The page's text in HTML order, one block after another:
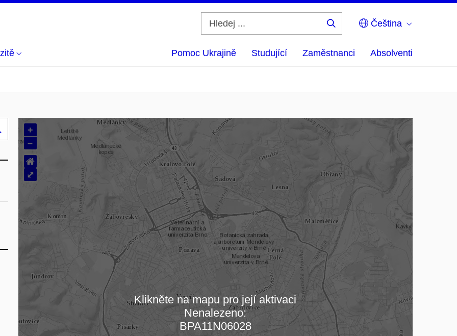
Čeština
Pomoc Ukrajině Studující Zaměstnanci Absolventi
Načítám mapu…
+
–
⌂
⤢
Klikněte na mapu pro její aktivaci
Nenalezeno:
BPA11N06028
Hledej